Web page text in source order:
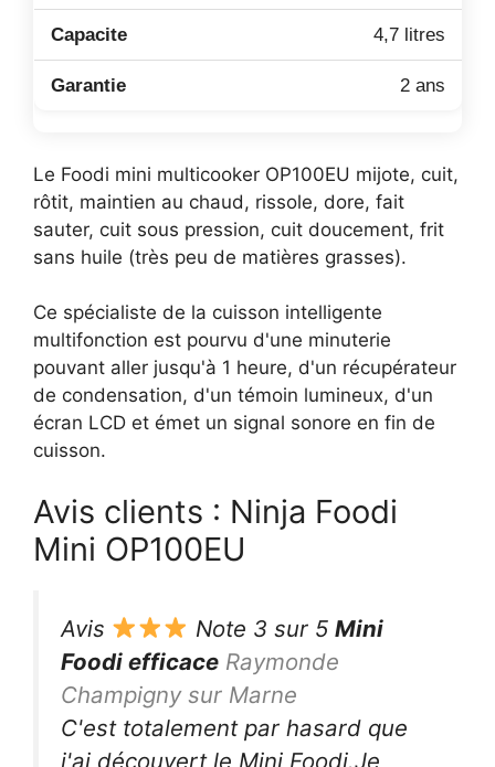
4,7 litres
2 ans
Le Foodi mini multicooker OP100EU mijote, cuit,
rôtit, maintien au chaud, rissole, dore, fait
sauter, cuit sous pression, cuit doucement, frit
sans huile (très peu de matières grasses).
Ce spécialiste de la cuisson intelligente
multifonction est pourvu d'une minuterie
pouvant aller jusqu'à 1 heure, d'un récupérateur
de condensation, d'un témoin lumineux, d'un
écran LCD et émet un signal sonore en fin de
cuisson.
Avis clients : Ninja Foodi
Mini OP100EU
Avis Note 3 sur 5 Mini
Foodi efficace Raymonde
Champigny sur Marne
C'est totalement par hasard que
j'ai découvert le Mini Foodi.Je